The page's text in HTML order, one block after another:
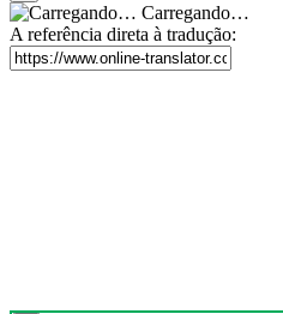
Carregando…
A referência direta à tradução: